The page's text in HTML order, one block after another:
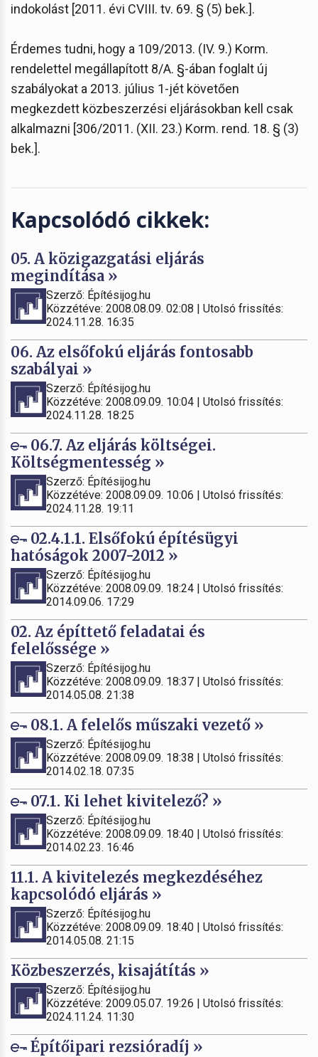
indokolást [2011. évi CVIII. tv. 69. § (5) bek.].
Érdemes tudni, hogy a 109/2013. (IV. 9.) Korm.
rendelettel megállapított 8/A. §-ában foglalt új
szabályokat a 2013. július 1-jét követően
megkezdett közbeszerzési eljárásokban kell csak
alkalmazni [306/2011. (XII. 23.) Korm. rend. 18. § (3)
bek.].
Kapcsolódó cikkek:
05. A közigazgatási eljárás
megindítása »
Szerző: Építésijog.hu
Közzétéve: 2008.08.09. 02:08 | Utolsó frissítés:
2024.11.28. 16:35
06. Az elsőfokú eljárás fontosabb
szabályai »
Szerző: Építésijog.hu
Közzétéve: 2008.09.09. 10:04 | Utolsó frissítés:
2024.11.28. 18:25
06.7. Az eljárás költségei.
Költségmentesség »
Szerző: Építésijog.hu
Közzétéve: 2008.09.09. 10:06 | Utolsó frissítés:
2024.11.28. 19:11
02.4.1.1. Elsőfokú építésügyi
hatóságok 2007-2012 »
Szerző: Építésijog.hu
Közzétéve: 2008.09.09. 18:24 | Utolsó frissítés:
2014.09.06. 17:29
02. Az építtető feladatai és
felelőssége »
Szerző: Építésijog.hu
Közzétéve: 2008.09.09. 18:37 | Utolsó frissítés:
2014.05.08. 21:38
08.1. A felelős műszaki vezető »
Szerző: Építésijog.hu
Közzétéve: 2008.09.09. 18:38 | Utolsó frissítés:
2014.02.18. 07:35
07.1. Ki lehet kivitelező? »
Szerző: Építésijog.hu
Közzétéve: 2008.09.09. 18:40 | Utolsó frissítés:
2014.02.23. 16:46
11.1. A kivitelezés megkezdéséhez
kapcsolódó eljárás »
Szerző: Építésijog.hu
Közzétéve: 2008.09.09. 18:40 | Utolsó frissítés:
2014.05.08. 21:15
Közbeszerzés, kisajátítás »
Szerző: Építésijog.hu
Közzétéve: 2009.05.07. 19:26 | Utolsó frissítés:
2024.11.24. 11:30
Építőipari rezsióradíj »